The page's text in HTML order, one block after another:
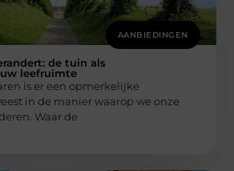
AANBIEDINGEN
de tuin als
leefruimte
is er een opmerkelijke
in de manier waarop we onze
Waar de